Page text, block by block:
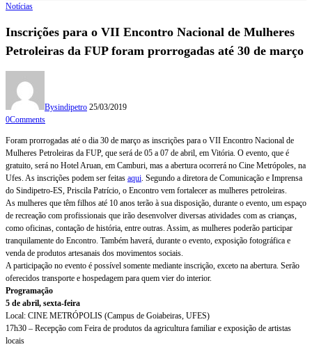
Notícias
Inscrições para o VII Encontro Nacional de Mulheres
Petroleiras da FUP foram prorrogadas até 30 de março
Bysindipetro 25/03/2019
0Comments
Foram prorrogadas até o dia 30 de março as inscrições para o VII Encontro Nacional de
Mulheres Petroleiras da FUP, que será de 05 a 07 de abril, em Vitória. O evento, que é
gratuito, será no Hotel Aruan, em Camburi, mas a abertura ocorrerá no Cine Metrópoles, na
Ufes. As inscrições podem ser feitas aqui . Segundo a diretora de Comunicação e Imprensa
do Sindipetro-ES, Priscila Patrício, o Encontro vem fortalecer as mulheres petroleiras.
As mulheres que têm filhos até 10 anos terão à sua disposição, durante o evento, um espaço
de recreação com profissionais que irão desenvolver diversas atividades com as crianças,
como oficinas, contação de história, entre outras. Assim, as mulheres poderão participar
tranquilamente do Encontro. Também haverá, durante o evento, exposição fotográfica e
venda de produtos artesanais dos movimentos sociais.
A participação no evento é possível somente mediante inscrição, exceto na abertura. Serão
oferecidos transporte e hospedagem para quem vier do interior.
Programação
5 de abril, sexta-feira
Local: CINE METRÓPOLIS (Campus de Goiabeiras, UFES)
17h30 – Recepção com Feira de produtos da agricultura familiar e exposição de artistas
locais